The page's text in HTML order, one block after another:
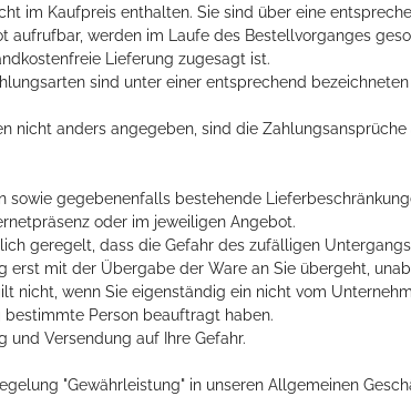
im Kaufpreis enthalten. Sie sind über eine
aufrufbar, werden im Laufe des Bestellvorganges
Lieferung zugesagt ist.
sind unter einer entsprechend
nicht anders angegeben, sind die
sowie gegebenenfalls bestehende
oder im jeweiligen Angebot.
geregelt, dass die Gefahr des zufälligen
erst mit der Übergabe der Ware an Sie übergeht,
nicht, wenn Sie eigenständig ein nicht vom
Person beauftragt haben.
und Versendung auf Ihre Gefahr.
"Gewährleistung" in unseren Allgemeinen